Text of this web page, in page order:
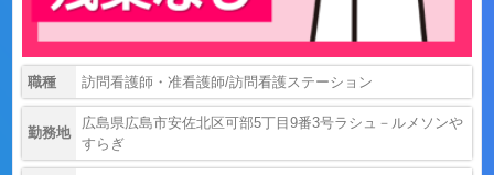
職種 訪問看護師・准看護師/訪問看護ステーション
勤務地
広島県広島市安佐北区可部5丁目9番3号ラシュ－ルメソンや
すらぎ